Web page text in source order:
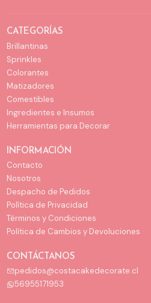
CATEGORÍAS
Brillantinas
Sprinkles
Colorantes
Matizadores
Comestibles
Ingredientes e Insumos
Herramientas para Decorar
INFORMACIÓN
Contacto
Nosotros
Despacho de Pedidos
Política de Privacidad
Términos y Condiciones
Política de Cambios y Devoluciones
CONTÁCTANOS
pedidos@costacakedecorate.cl
56955171953